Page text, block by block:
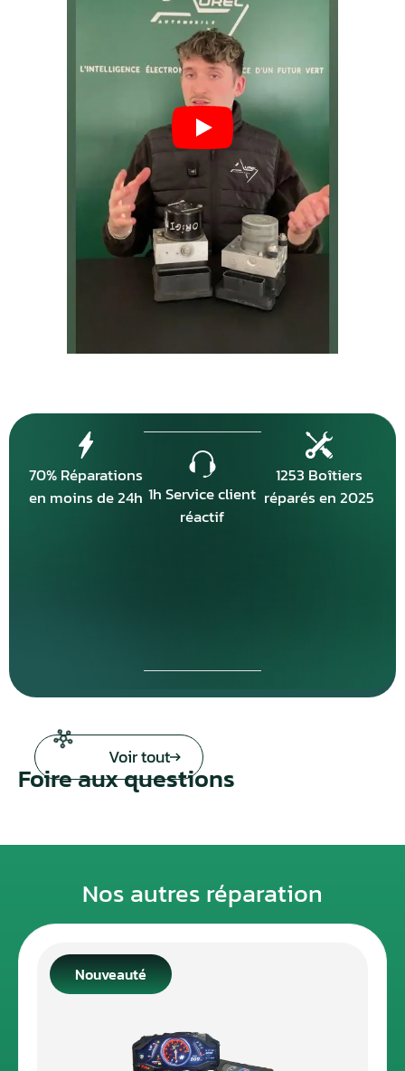
70% Réparations
en moins de 24h 1h Service client
réactif
1253 Boîtiers
réparés en 2025
Voir tout
Foire aux questions
Nos autres réparation
Nouveauté